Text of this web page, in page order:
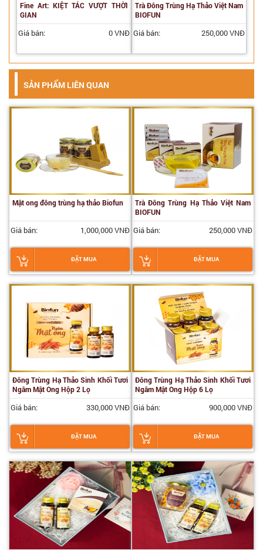
Fine Art: KIỆT TÁC VƯỢT THỜI
GIAN
Giá bán: 0 VNĐ
Trà Đông Trùng Hạ Thảo Việt Nam
BIOFUN
Giá bán: 250,000 VNĐ
SẢN PHẨM LIÊN QUAN
Mật ong đông trùng hạ thảo Biofun
Giá bán: 1,000,000 VNĐ
ĐẶT MUA
Trà Đông Trùng Hạ Thảo Việt Nam
BIOFUN
Giá bán: 250,000 VNĐ
ĐẶT MUA
Đông Trùng Hạ Thảo Sinh Khối Tươi
Ngâm Mật Ong Hộp 2 Lọ
Giá bán: 330,000 VNĐ
ĐẶT MUA
Đông Trùng Hạ Thảo Sinh Khối Tươi
Ngâm Mật Ong Hộp 6 Lọ
Giá bán: 900,000 VNĐ
ĐẶT MUA